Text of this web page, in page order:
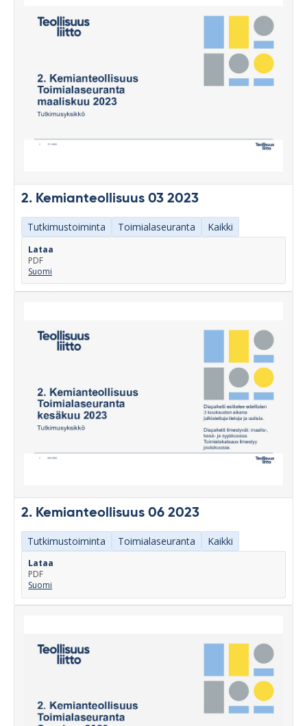
2. Kemianteollisuus 03 2023
Tutkimustoiminta Toimialaseuranta Kaikki
Lataa
PDF
Suomi
2. Kemianteollisuus 06 2023
Tutkimustoiminta Toimialaseuranta Kaikki
Lataa
PDF
Suomi